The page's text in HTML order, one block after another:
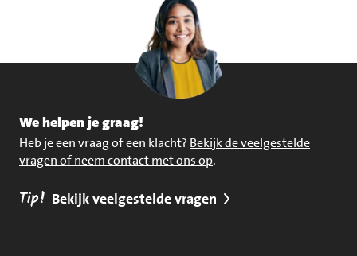
We helpen je graag!
Heb je een vraag of een klacht? Bekijk de veelgestelde
vragen of neem contact met ons op.
Tip! Bekijk veelgestelde vragen